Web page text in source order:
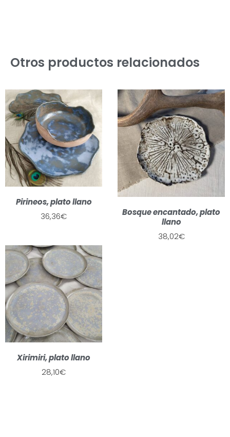
Otros productos relacionados
Pirineos, plato llano
36,36€
Bosque encantado, plato
llano
38,02€
Xirimiri, plato llano
28,10€